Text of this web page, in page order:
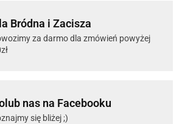
Bródna i Zacisza
za darmo dla zmówień powyżej
nas na Facebooku
się bliżej ;)